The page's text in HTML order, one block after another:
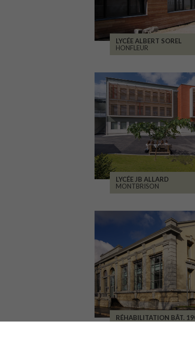
LYCÉE ALBERT SOREL
HONFLEUR
LYCÉE JB ALLARD
MONTBRISON
RÉHABILITATION BÂT.